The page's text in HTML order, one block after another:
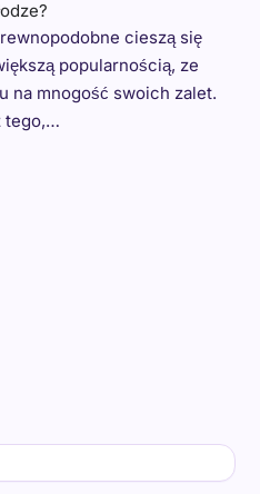
cieszą się
popularnością, ze
na mnogość swoich zalet.
tego,…